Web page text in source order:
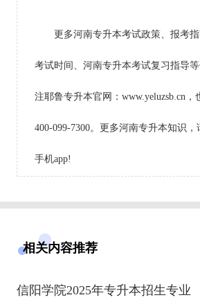
更多河南专升本考试政策、报考
考试时间、河南专升本考试复习指导
注耶鲁专升本官网：www.yeluzsb.cn，
400-099-7300。更多河南专升本知识
手机app!
相关内容推荐
信阳学院2025年专升本招生专业